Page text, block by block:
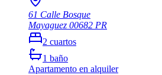
61 Calle Bosque
Mayaguez 00682 PR
2 cuartos
1 baño
Apartamento en alquiler